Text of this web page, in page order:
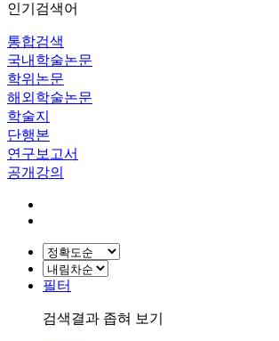
인기검색어
통합검색
국내학술논문
학위논문
해외학술논문
학술지
단행본
연구보고서
공개강의
필터
검색결과 좁혀 보기